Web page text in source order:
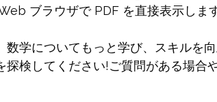
ブラウザで PDF を直接表示します
数学についてもっと学び、スキルを
探検してください!ご質問がある場合